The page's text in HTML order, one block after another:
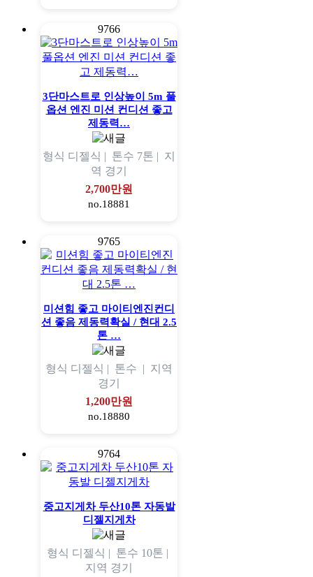
9766
3단마스트로 인상높이 5m 풀
옵션 엔진 미션 컨디션 좋고
제동력…
형식 디젤식 | 톤수 7톤 | 지
역 경기
2,700만원
no.18881
9765
미션힘 좋고 마이티엔진컨디
션 좋음 제동력확실 / 현대 2.5
톤 …
형식 디젤식 | 톤수 | 지역
경기
1,200만원
no.18880
9764
중고지게차 두산10톤 자동발
디젤지게차
형식 디젤식 | 톤수 10톤 |
지역 경기